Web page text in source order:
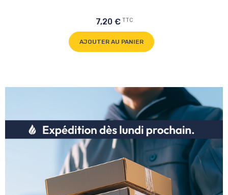
7,20 € TTC
AJOUTER AU PANIER